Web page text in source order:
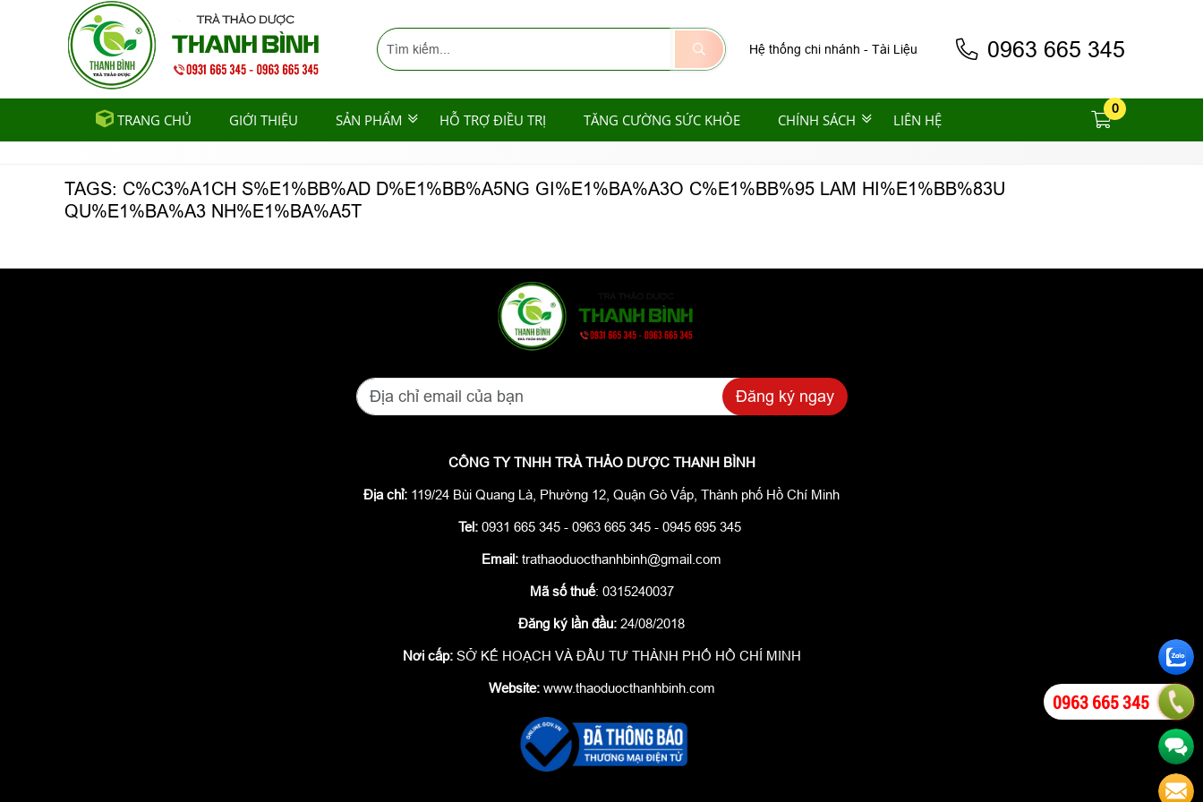
Hệ thống chi nhánh - Tài Liệu 0963 665 345
TRANG CHỦ GIỚI THIỆU SẢN PHẨM HỖ TRỢ ĐIỀU TRỊ TĂNG CƯỜNG SỨC KHỎE CHÍNH SÁCH LIÊN HỆ
0
TAGS: C%C3%A1CH S%E1%BB%AD D%E1%BB%A5NG GI%E1%BA%A3O C%E1%BB%95 LAM HI%E1%BB%83U
QU%E1%BA%A3 NH%E1%BA%A5T
Đăng ký ngay
CÔNG TY TNHH TRÀ THẢO DƯỢC THANH BÌNH
Địa chỉ: 119/24 Bùi Quang Là, Phường 12, Quận Gò Vấp, Thành phố Hồ Chí Minh
Tel: 0931 665 345 - 0963 665 345 - 0945 695 345
Email: trathaoduocthanhbinh@gmail.com
Mã số thuế: 0315240037
Đăng ký lần đầu: 24/08/2018
Nơi cấp:SỞ KẾ HOẠCH VÀ ĐẦU TƯ THÀNH PHỐ HỒ CHÍ MINH
Website:www.thaoduocthanhbinh.com
0963 665 345